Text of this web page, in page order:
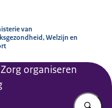
van
Welzijn en
Zorg organiseren